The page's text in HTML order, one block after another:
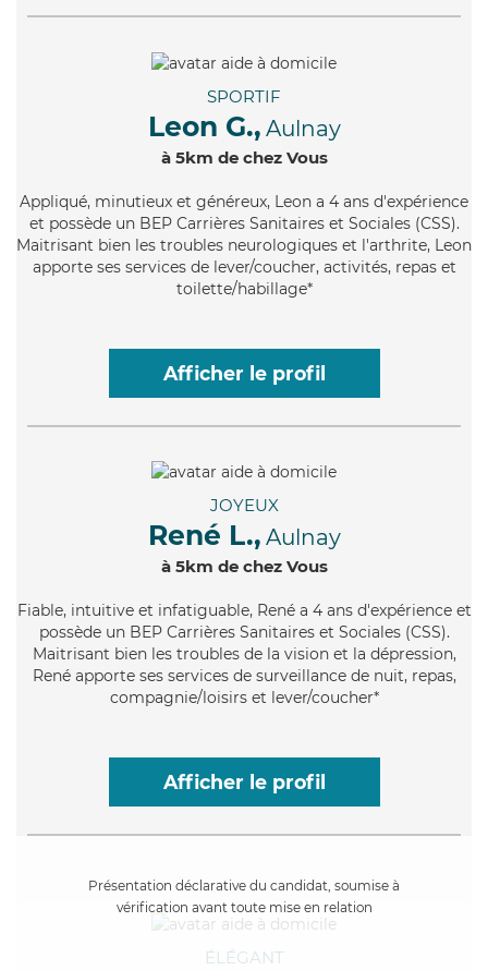
SPORTIF
Leon G., Aulnay
à 5km de chez Vous
Appliqué, minutieux et généreux, Leon a 4 ans d'expérience
et possède un BEP Carrières Sanitaires et Sociales (CSS).
Maitrisant bien les troubles neurologiques et l'arthrite, Leon
apporte ses services de lever/coucher, activités, repas et
toilette/habillage*
Afficher le profil
JOYEUX
René L., Aulnay
à 5km de chez Vous
Fiable, intuitive et infatiguable, René a 4 ans d'expérience et
possède un BEP Carrières Sanitaires et Sociales (CSS).
Maitrisant bien les troubles de la vision et la dépression,
René apporte ses services de surveillance de nuit, repas,
compagnie/loisirs et lever/coucher*
Afficher le profil
Présentation déclarative du candidat, soumise à
vérification avant toute mise en relation
ÉLÉGANT